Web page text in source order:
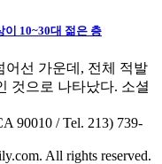
이 10~30대 젊은 층
어선 가운데, 전체 적발
것으로 나타났다. 소셜
90010 / Tel. 213) 739-
All rights reserved.